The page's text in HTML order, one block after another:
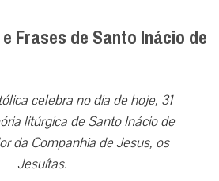
Frases de Santo Inácio de
celebra no dia de hoje, 31
litúrgica de Santo Inácio de
da Companhia de Jesus, os
Jesuítas.